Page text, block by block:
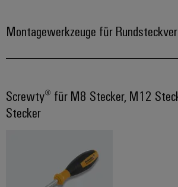
Montagewerkzeuge für
Screwty® für M8 Stecker, M12
Stecker